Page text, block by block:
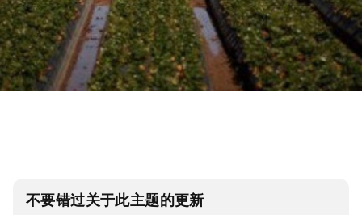
不要错过关于此主题的更新